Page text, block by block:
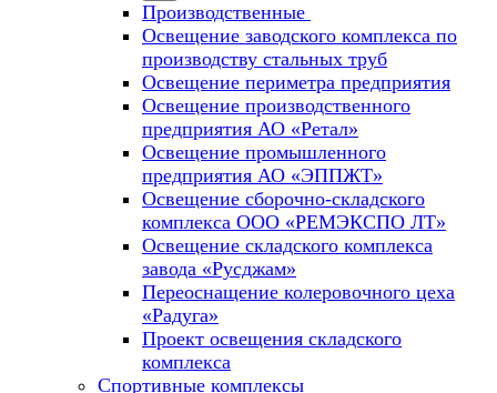
Производственные
Освещение заводского комплекса по
производству стальных труб
Освещение периметра предприятия
Освещение производственного
предприятия АО «Ретал»
Освещение промышленного
предприятия АО «ЭППЖТ»
Освещение сборочно-складского
комплекса ООО «РЕМЭКСПО ЛТ»
Освещение складского комплекса
завода «Русджам»
Переоснащение колеровочного цеха
«Радуга»
Проект освещения складского
комплекса
Спортивные комплексы